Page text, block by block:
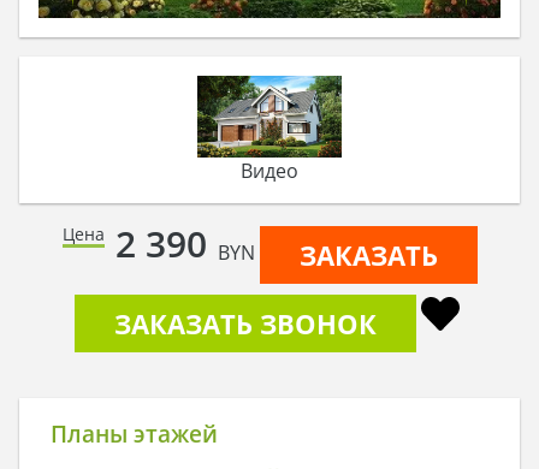
Видео
Цена 2 390 BYN
ЗАКАЗАТЬ
ЗАКАЗАТЬ ЗВОНОК
Планы этажей